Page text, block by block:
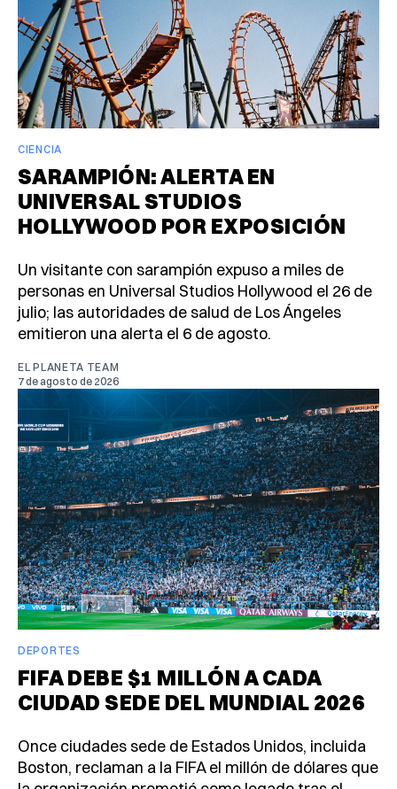
CIENCIA
SARAMPIÓN: ALERTA EN
UNIVERSAL STUDIOS
HOLLYWOOD POR EXPOSICIÓN
Un visitante con sarampión expuso a miles de
personas en Universal Studios Hollywood el 26 de
julio; las autoridades de salud de Los Ángeles
emitieron una alerta el 6 de agosto.
EL PLANETA TEAM
7 de agosto de 2026
DEPORTES
FIFA DEBE $1 MILLÓN A CADA
CIUDAD SEDE DEL MUNDIAL 2026
Once ciudades sede de Estados Unidos, incluida
Boston, reclaman a la FIFA el millón de dólares que